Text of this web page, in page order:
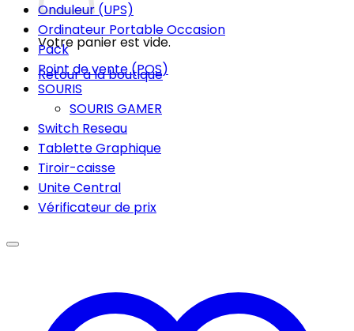
Votre panier est vide.
Retour à la boutique
Onduleur (UPS)
Ordinateur Portable Occasion
Pack
Point de vente (POS)
SOURIS
SOURIS GAMER
Switch Reseau
Tablette Graphique
Tiroir-caisse
Unite Central
Vérificateur de prix